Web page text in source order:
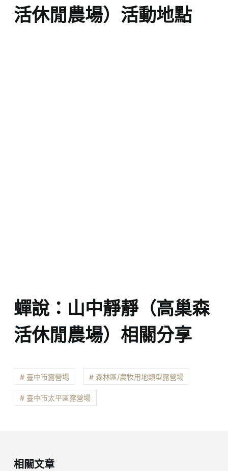
活休閒農場）活動地點
蟬說：山中靜靜（高巢森
活休閒農場）相關分享
# 臺中市露營場 # 森林區/農牧用地類型露營場
# 臺中市太平區露營場
相關文章